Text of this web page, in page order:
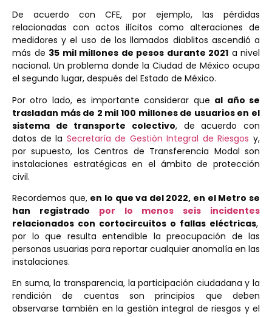
De acuerdo con CFE, por ejemplo, las pérdidas
relacionadas con actos ilícitos como alteraciones de
medidores y el uso de los llamados diablitos ascendió a
más de 35 mil millones de pesos durante 2021 a nivel
nacional. Un problema donde la Ciudad de México ocupa
el segundo lugar, después del Estado de México.
Por otro lado, es importante considerar que al año se
trasladan más de 2 mil 100 millones de usuarios en el
sistema de transporte colectivo, de acuerdo con
datos de la Secretaría de Gestión Integral de Riesgos y,
por supuesto, los Centros de Transferencia Modal son
instalaciones estratégicas en el ámbito de protección
civil.
Recordemos que, en lo que va del 2022, en el Metro se
han registrado por lo menos seis incidentes
relacionados con cortocircuitos o fallas eléctricas,
por lo que resulta entendible la preocupación de las
personas usuarias para reportar cualquier anomalía en las
instalaciones.
En suma, la transparencia, la participación ciudadana y la
rendición de cuentas son principios que deben
observarse también en la gestión integral de riesgos y el